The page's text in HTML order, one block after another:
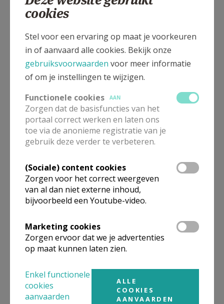
onderstaande lijst kan je het aanbod van kerken in de buurt
raadplegen.
Omgeving
Niet gevonden wat je zocht? Hier vind je
links naar kerken, eventueel van andere
Kerken in of nabij
Diest - Vleugt
cookies
Stel voor een ervaring op maat je voorkeuren
in of aanvaard alle cookies. Bekijk onze
gebruiksvoorwaarden voor meer informatie
of om je instellingen te wijzigen.
Functionele cookies
AAN
Zorgen dat de basisfuncties van het
portaal correct werken en laten ons
toe via de anonieme registratie van je
gebruik deze verder te verbeteren.
(Sociale) content cookies
Zorgen voor het correct weergeven
van al dan niet externe inhoud,
bijvoorbeeld een Youtube-video.
Marketing cookies
Zorgen ervoor dat we je advertenties
op maat kunnen laten zien.
Enkel functionele
cookies
aanvaarden
ALLE
COOKIES
AANVAARDEN